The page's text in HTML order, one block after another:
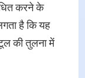
करने के
है कि यह
की तुलना में